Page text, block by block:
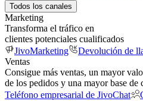
Todos los canales
Marketing
Transforma el tráfico en
clientes potenciales cualificados
JivoMarketing
Devolución de
Ventas
Consigue más ventas, un mayor
de los pedidos y una mayor base de
Teléfono empresarial de JivoChat